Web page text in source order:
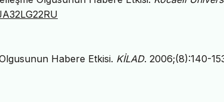
Habere Etkisi. KİLAD. 2006;(8):140-